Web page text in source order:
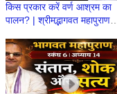
किस प्रकार करें वर्ण आश्रम का
पालन? | श्रीमद्भागवत महापुराण
Mukund Prabhu